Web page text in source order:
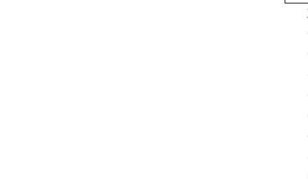
三
★
★
★
★
★
★
★